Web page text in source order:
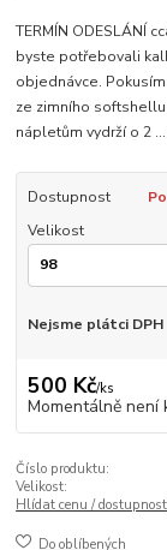
TERMÍN ODESLÁNÍ
byste potřebovali
objednávce.
ze zimního
nápletům vydrží o 2 ...
Dostupnost
Velikost
Nejsme plátci DPH
500 Kč/ks
Momentálně není
Číslo produktu:
Velikost:
Hlídat cenu / dostupnost
Do oblíbených